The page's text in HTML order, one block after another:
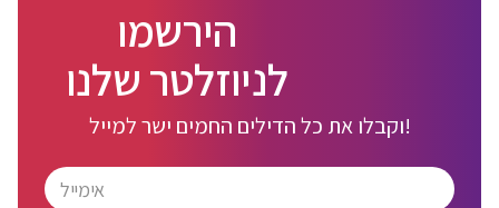
הירשמו
לניוזלטר שלנו
וקבלו את כל הדילים החמים ישר למייל!